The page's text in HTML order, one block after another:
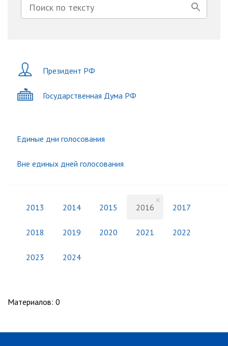
Президент РФ
Государственная Дума РФ
Единые дни голосования
Вне единых дней голосования
2013 2014 2015 2016 2017
2018 2019 2020 2021 2022
2023 2024
Материалов: 0